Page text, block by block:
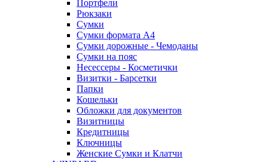
Портфели
Рюкзаки
Сумки
Сумки формата А4
Сумки дорожные - Чемоданы
Сумки на пояс
Несессеры - Косметички
Визитки - Барсетки
Папки
Кошельки
Обложки для документов
Визитницы
Кредитницы
Ключницы
Женские Сумки и Клатчи